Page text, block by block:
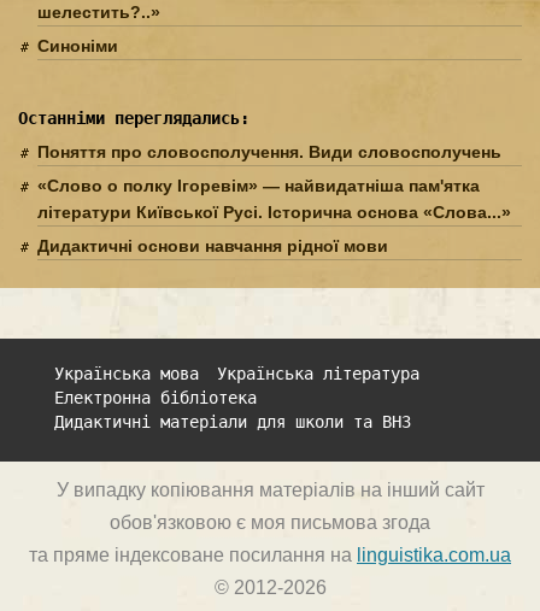
шелестить?..»
Синоніми
Останніми переглядались:
Поняття про словосполучення. Види словосполучень
«Слово о полку Ігоревім» — найвидатніша пам'ятка
літератури Київської Русі. Історична основа «Сло­ва...»
Дидактичні основи навчання рідної мови
Українська мова
Українська література
Електронна бібліотека
Дидактичні матеріали для школи та ВНЗ
У випадку копіювання матеріалів на інший сайт
обов'язковою є моя письмова згода
та пряме індексоване посилання на linguistika.com.ua
© 2012-2026